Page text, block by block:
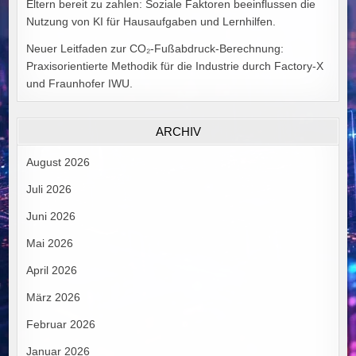
Eltern bereit zu zahlen: Soziale Faktoren beeinflussen die
Nutzung von KI für Hausaufgaben und Lernhilfen.
Neuer Leitfaden zur CO₂-Fußabdruck-Berechnung:
Praxisorientierte Methodik für die Industrie durch Factory-X
und Fraunhofer IWU.
ARCHIV
August 2026
Juli 2026
Juni 2026
Mai 2026
April 2026
März 2026
Februar 2026
Januar 2026